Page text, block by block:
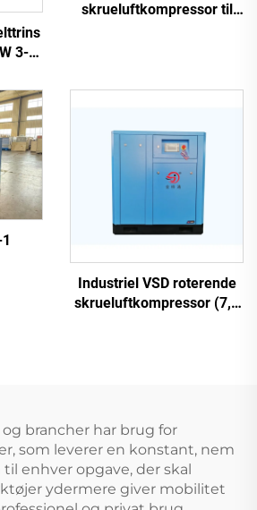
3-
skrueluftkompressor til
Industriel VSD roterende
skrueluftkompressor (7,5
brancher har brug for
som leverer en konstant, nem
enhver opgave, der skal
ydermere giver mobilitet